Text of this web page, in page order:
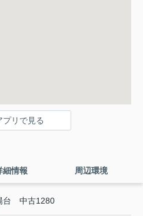
プリで見る
細情報 周辺環境
台 中古1280